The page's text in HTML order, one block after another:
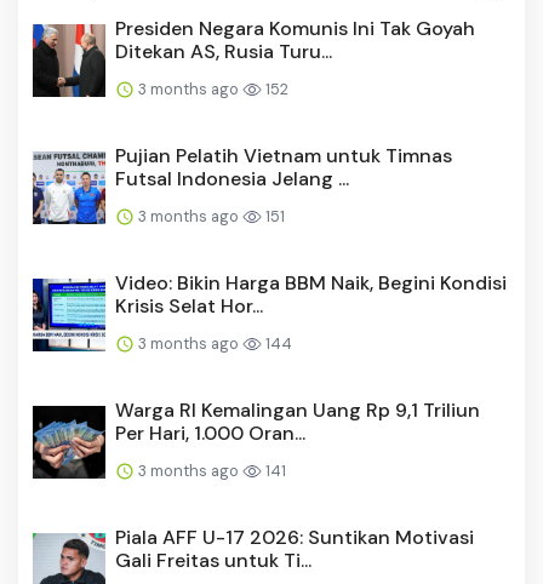
Presiden Negara Komunis Ini Tak Goyah
Ditekan AS, Rusia Turu...
3 months ago 152
Pujian Pelatih Vietnam untuk Timnas
Futsal Indonesia Jelang ...
3 months ago 151
Video: Bikin Harga BBM Naik, Begini Kondisi
Krisis Selat Hor...
3 months ago 144
Warga RI Kemalingan Uang Rp 9,1 Triliun
Per Hari, 1.000 Oran...
3 months ago 141
Piala AFF U-17 2026: Suntikan Motivasi
Gali Freitas untuk Ti...